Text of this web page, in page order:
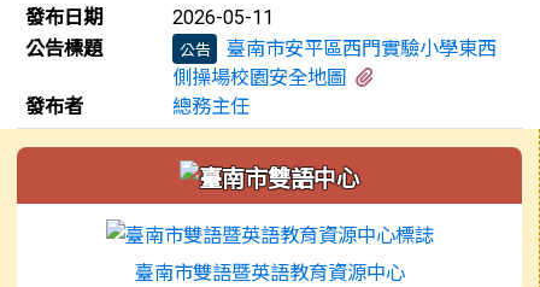
發布日期
2026-05-11
公告標題 公告
臺南市安平區西門實驗小學東西
側操場校園安全地圖
發布者
總務主任
左邊區域內容
臺南市雙語暨英語教育資源中心